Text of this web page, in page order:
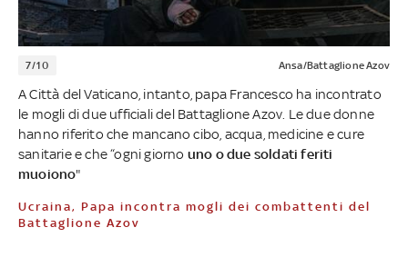
7/10 Ansa/Battaglione Azov
A Città del Vaticano, intanto, papa Francesco ha incontrato
le mogli di due ufficiali del Battaglione Azov. Le due donne
hanno riferito che mancano cibo, acqua, medicine e cure
sanitarie e che “ogni giorno uno o due soldati feriti
muoiono"
Ucraina, Papa incontra mogli dei combattenti del
Battaglione Azov